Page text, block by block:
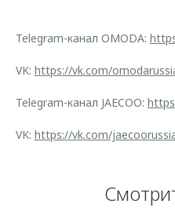
Telegram-канал OMODA:
VK: https://vk.com/
Telegram-канал JAECOO:
VK: https://vk.com/